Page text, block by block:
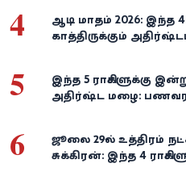
4
ஆடி மாதம் 2026: இந்த 4
காத்திருக்கும்
5
இந்த 5 ராசிகளுக்கு
அதிர்ஷ்ட மழை:
6
ஜூலை 29-ல் உத்திரம்
சுக்கிரன்: இந்த 4